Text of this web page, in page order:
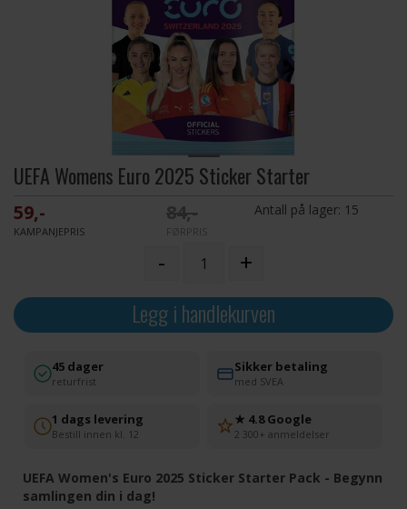
UEFA Womens Euro 2025 Sticker Starter
59,-
KAMPANJEPRIS
84,-
FØRPRIS
Antall på lager: 15
- +
Legg i handlekurven
45 dager
returfrist
Sikker betaling
med SVEA
1 dags levering
Bestill innen kl. 12
★ 4.8 Google
2 300+ anmeldelser
UEFA Women's Euro 2025 Sticker Starter Pack - Begynn
samlingen din i dag!